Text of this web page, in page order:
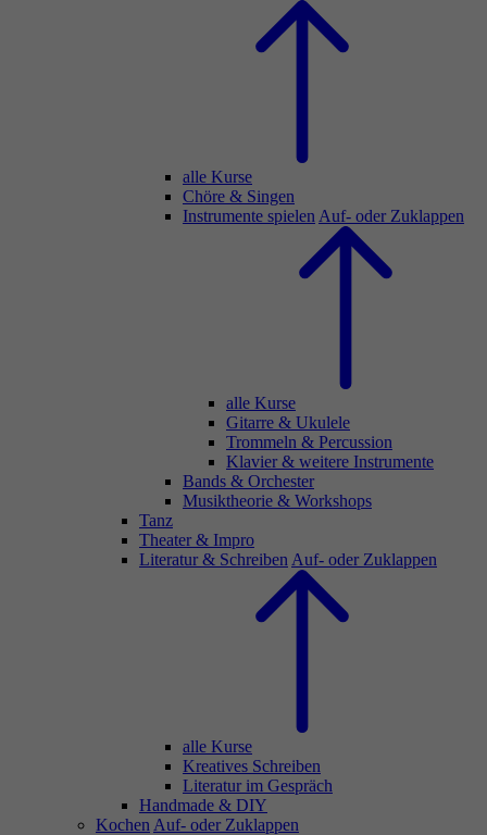
alle Kurse
Chöre & Singen
Instrumente spielen Auf- oder Zuklappen
alle Kurse
Gitarre & Ukulele
Trommeln & Percussion
Klavier & weitere Instrumente
Bands & Orchester
Musiktheorie & Workshops
Tanz
Theater & Impro
Literatur & Schreiben Auf- oder Zuklappen
alle Kurse
Kreatives Schreiben
Literatur im Gespräch
Handmade & DIY
Kochen Auf- oder Zuklappen